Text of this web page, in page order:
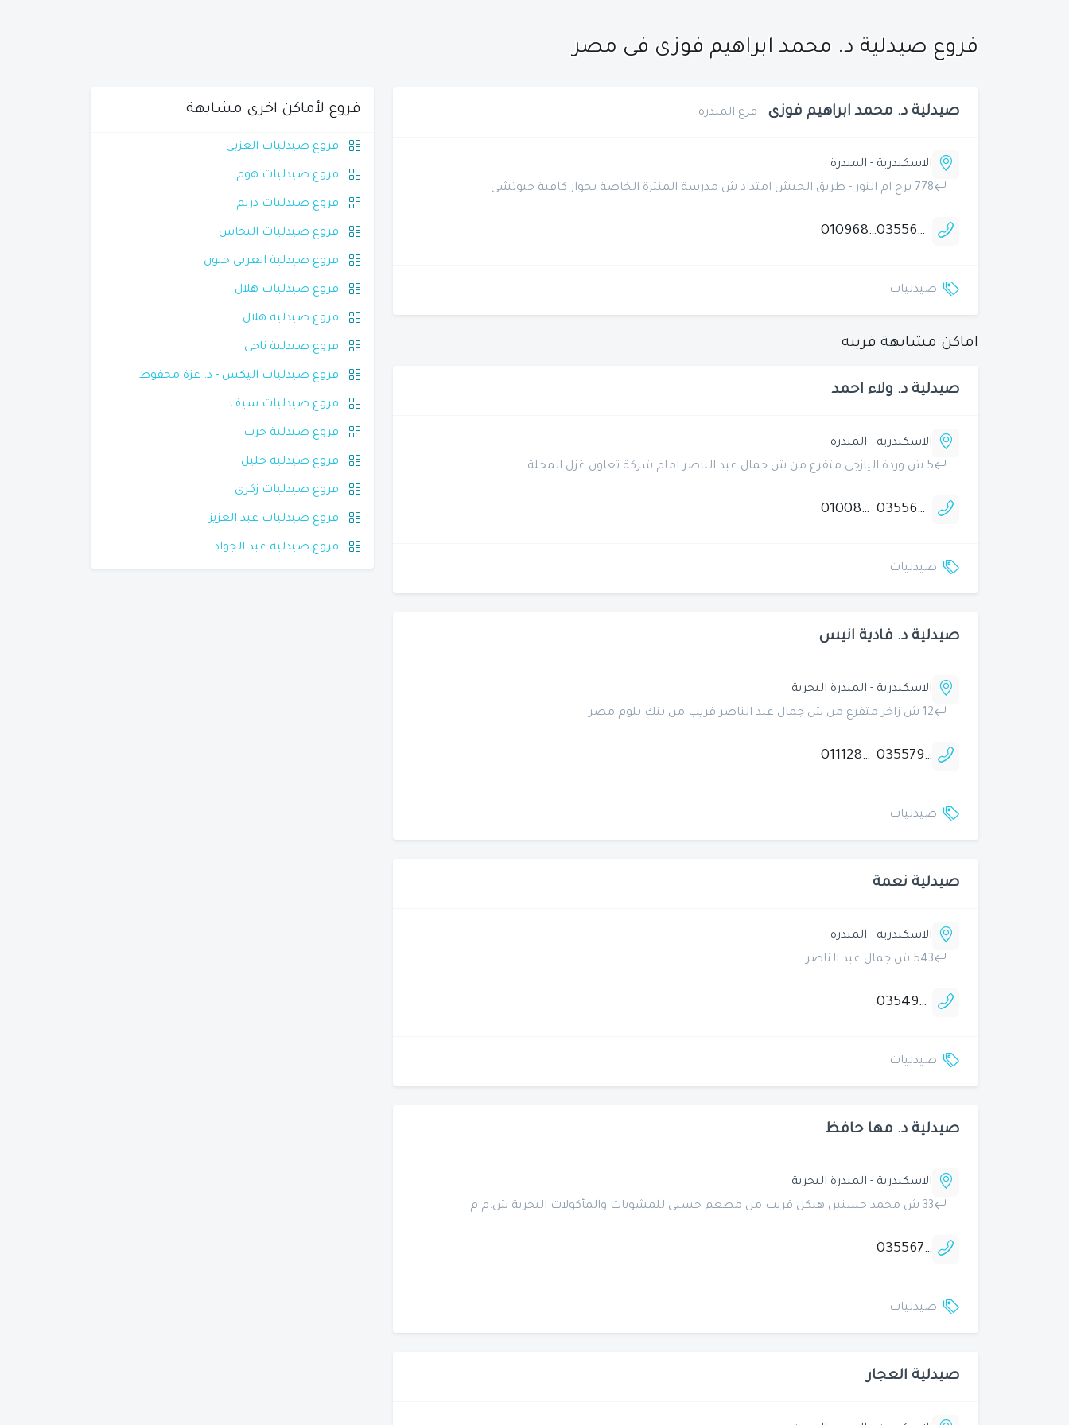
فروع صيدلية د. محمد ابراهيم فوزى فى مصر
صيدلية د. محمد ابراهيم فوزى فرع المندرة
الاسكندرية - المندرة
778 برج ام النور - طريق الجيش امتداد ش مدرسة المنتزة الخاصة بجوار كافية جيوتشى
035564564
01096811119
صيدليات
اماكن مشابهة قريبه
صيدلية د. ولاء احمد
الاسكندرية - المندرة
5 ش وردة اليازجى متفرع من ش جمال عبد الناصر امام شركة تعاون غزل المحلة
035568090
01008490834
صيدليات
صيدلية د. فادية انيس
الاسكندرية - المندرة البحرية
12 ش زاخر متفرع من ش جمال عبد الناصر قريب من بنك بلوم مصر
035579661
01112866051
صيدليات
صيدلية نعمة
الاسكندرية - المندرة
543 ش جمال عبد الناصر
035495809
صيدليات
صيدلية د. مها حافظ
الاسكندرية - المندرة البحرية
33 ش محمد حسنين هيكل قريب من مطعم حسنى للمشويات والمأكولات البحرية ش.م.م
035567766
صيدليات
صيدلية العجار
فروع لأماكن اخرى مشابهة
فروع صيدليات العزبى
فروع صيدليات هوم
فروع صيدليات دريم
فروع صيدليات النحاس
فروع صيدلية العربى حنون
فروع صيدليات هلال
فروع صيدلية هلال
فروع صيدلية ناجى
فروع صيدليات اليكس - د. عزة محفوظ
فروع صيدليات سيف
فروع صيدلية حرب
فروع صيدلية خليل
فروع صيدليات زكرى
فروع صيدليات عبد العزيز
فروع صيدلية عبد الجواد